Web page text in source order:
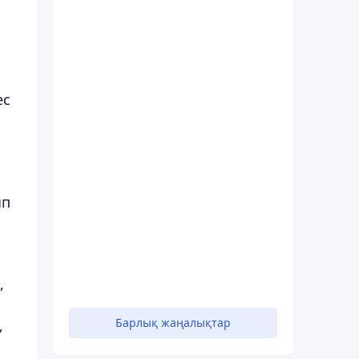
Барлық жаңалықтар